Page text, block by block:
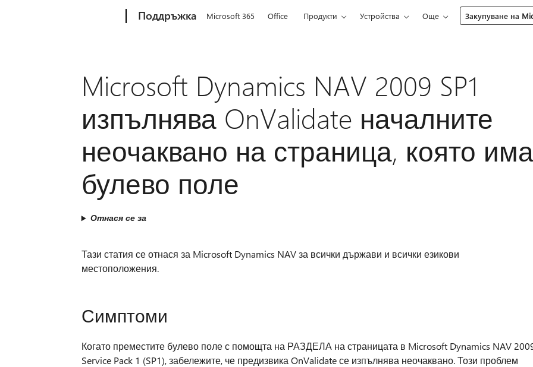
Поддръжка Microsoft 365 Office Продукти Устройства Още Закупуване на
Microsoft Dynamics NAV 2009 SP1
изпълнява OnValidate началните
неочаквано на страница, която има
булево поле
Отнася се за
Тази статия се отнася за Microsoft Dynamics NAV за всички държави и всички езикови
местоположения.
Симптоми
Когато преместите булево поле с помощта на РАЗДЕЛА на страницата в Microsoft Dynamics NAV
Service Pack 1 (SP1), забележите, че предизвика OnValidate се изпълнява неочаквано. Този проблем